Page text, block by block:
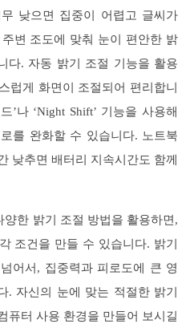
낮으면 집중이 어렵고 글씨가
변 조도에 맞춰 눈이 편안한 밝
다. 자동 밝기 조절 기능을 활용
럽게 화면이 조절되어 편리합니
’나 ‘Night Shift’ 기능을 사용해
를 완화할 수 있습니다. 노트북
낮추면 배터리 지속시간도 함께
한 밝기 조절 방법을 활용하면,
조건을 만들 수 있습니다. 밝기
어서, 집중력과 피로도에 큰 영
. 자신의 눈에 맞는 적절한 밝기
퓨터 사용 환경을 만들어 보시길